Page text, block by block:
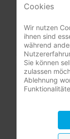
(DBfK
Cookies
Wir nutzen
ihnen sind
während
Sie können
zulassen
Ablehnung